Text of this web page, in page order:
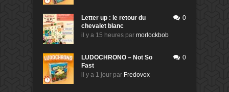
Letter up : le retour du
chevalet blanc
il y a 15 heures par morlockbob
0
LUDOCHRONO – Not So
Fast
il y a 1 jour par Fredovox
0